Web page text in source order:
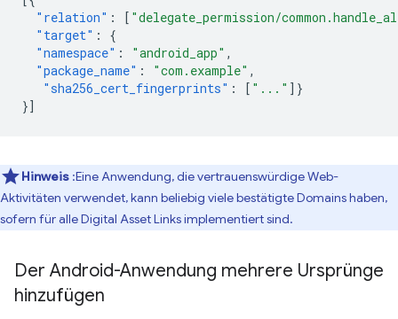
"relation" : [ "delegate_permission/
"target" :
{
"namespace" : "android_app" ,
"package_name" : "com.example" ,
"sha256_cert_fingerprints" : [ "..." ]}
}]
Hinweis :Eine Anwendung, die vertrauenswürdige Web-
Aktivitäten verwendet, kann beliebig viele bestätigte Domains haben,
sofern für alle Digital Asset Links implementiert sind.
Der Android-Anwendung mehrere Ursprünge
hinzufügen